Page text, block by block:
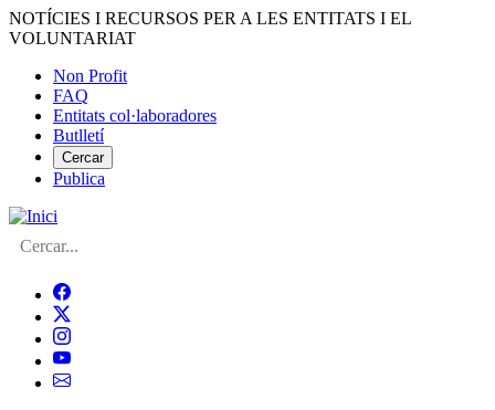
Vés
al
NOTÍCIES I RECURSOS PER A LES ENTITATS I EL
VOLUNTARIAT
Menú
del
compte
d'usuari
Non Profit
FAQ
Entitats col·laboradores
Butlletí
Cercar
Publica
Cerca